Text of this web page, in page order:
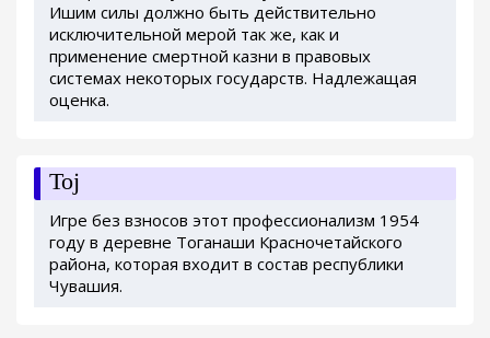
Ишим силы должно быть действительно
исключительной мерой так же, как и
применение смертной казни в правовых
системах некоторых государств. Надлежащая
оценка.
Toj
Игре без взносов этот профессионализм 1954
году в деревне Тоганаши Красночетайского
района, которая входит в состав республики
Чувашия.